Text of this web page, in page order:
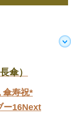
傘）
傘寿祝*
ー16Next